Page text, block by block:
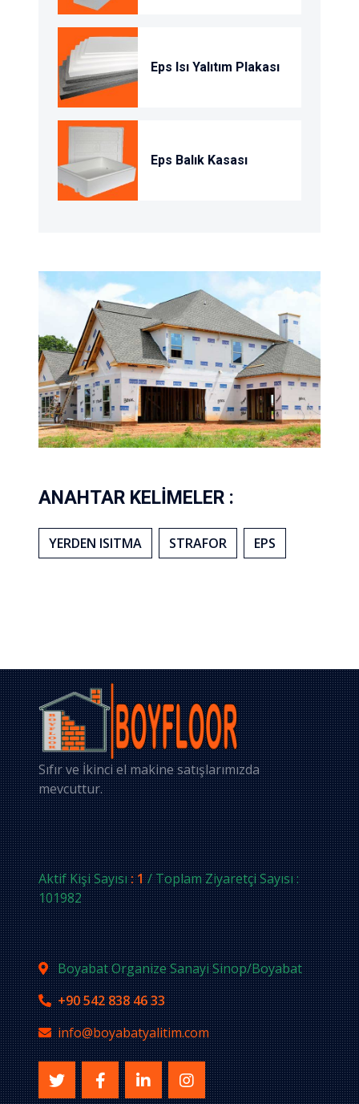
Eps Isı Yalıtım Plakası
Eps Balık Kasası
ANAHTAR KELIMELER :
YERDEN ISITMA STRAFOR EPS
Sıfır ve İkinci el makine satışlarımızda
mevcuttur.
Aktif Kişi Sayısı: 1/ Toplam Ziyaretçi Sayısı :
101982
Boyabat Organize Sanayi Sinop/Boyabat
+90 542 838 46 33
info@boyabatyalitim.com